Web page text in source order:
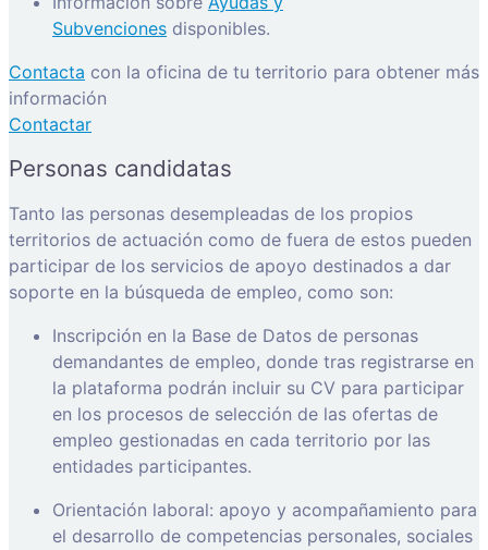
Subvenciones disponibles.
Contacta con la oficina de tu territorio para obtener más
información
Contactar
Personas candidatas
Tanto las personas desempleadas de los propios
territorios de actuación como de fuera de estos pueden
participar de los servicios de apoyo destinados a dar
soporte en la búsqueda de empleo, como son:
Inscripción en la Base de Datos de personas
demandantes de empleo, donde tras registrarse en
la plataforma podrán incluir su CV para participar
en los procesos de selección de las ofertas de
empleo gestionadas en cada territorio por las
entidades participantes.
Orientación laboral: apoyo y acompañamiento para
el desarrollo de competencias personales, sociales